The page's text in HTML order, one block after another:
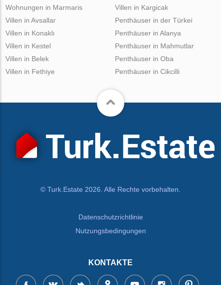
Wohnungen in Marmaris
Villen in Kargicak
Villen in Avsallar
Villen in Konaklı
Villen in Kestel
Villen in Belek
Villen in Fethiye
Penthäuser in der Türkei
Penthäuser in Alanya
Penthäuser in Mahmutlar
Penthäuser in Oba
Penthäuser in Cikcilli
© Turk.Estate 2026. Alle Rechte vorbehalten.
Datenschutzrichtlinie
Nutzungsbedingungen
KONTAKTE